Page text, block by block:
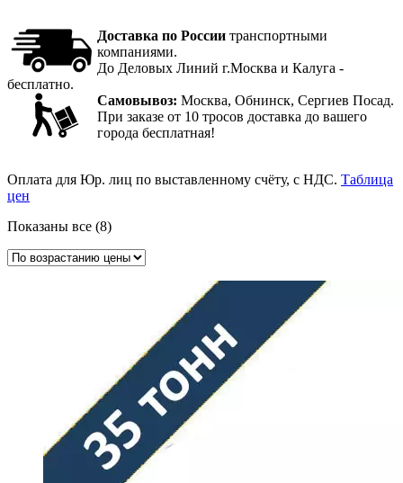
Доставка по России транспортными
компаниями.
До Деловых Линий г.Москва и Калуга -
бесплатно.
Самовывоз: Москва, Обнинск, Сергиев Посад.
При заказе от 10 тросов доставка до вашего
города бесплатная!
Оплата для Юр. лиц по выставленному счёту, с НДС. Таблица
цен
Показаны все (8)Цены:
возрастанию